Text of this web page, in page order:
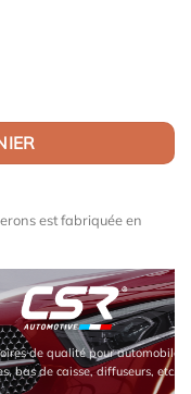
Toyota GR Supra
est fabriquée en
etc.